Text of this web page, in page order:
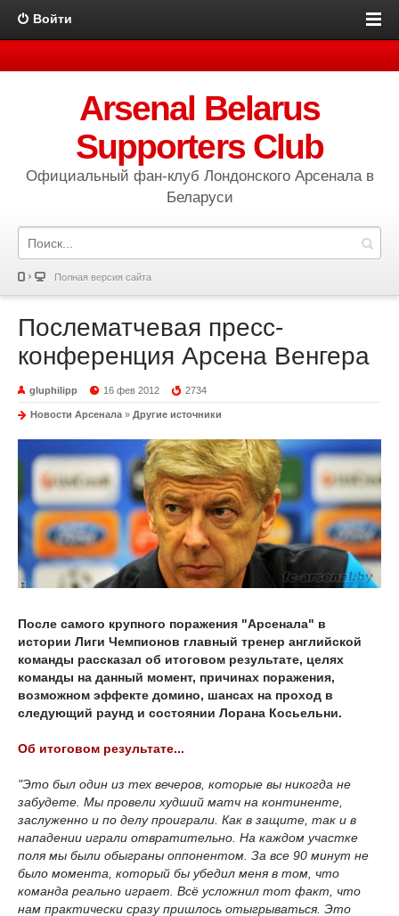
Войти
Arsenal Belarus
Supporters Club
Официальный фан-клуб Лондонского Арсенала в
Беларуси
Полная версия сайта
Послематчевая пресс-
конференция Арсена Венгера
gluphilipp 16 фев 2012 2734
Новости Арсенала » Другие источники
После самого крупного поражения "Арсенала" в
истории Лиги Чемпионов главный тренер английской
команды рассказал об итоговом результате, целях
команды на данный момент, причинах поражения,
возможном эффекте домино, шансах на проход в
следующий раунд и состоянии Лорана Косьельни.
Об итоговом результате...
"Это был один из тех вечеров, которые вы никогда не
забудете. Мы провели худший матч на континенте,
заслуженно и по делу проиграли. Как в защите, так и в
нападении играли отвратительно. На каждом участке
поля мы были обыграны оппонентом. За все 90 минут не
было момента, который бы убедил меня в том, что
команда реально играет. Всё усложнил тот факт, что
нам практически сразу пришлось отыгрываться. Это